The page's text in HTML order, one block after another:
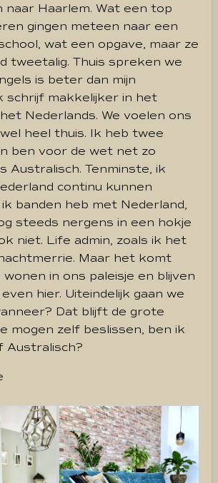
naar Haarlem. Wat een top
gingen meteen naar een
wat een opgave, maar ze
tweetalig. Thuis spreken we
is beter dan mijn
schrijf makkelijker in het
Nederlands. We voelen ons
heel thuis. Ik heb twee
ben voor de wet net zo
Australisch. Tenminste, ik
continu kunnen
banden heb met Nederland,
steeds nergens in een hokje
niet. Life admin, zoals ik het
Maar het komt
wonen in ons paleisje en blijven
hier. Uiteindelijk gaan we
Dat blijft de grote
mogen zelf beslissen, ben ik
Australisch?